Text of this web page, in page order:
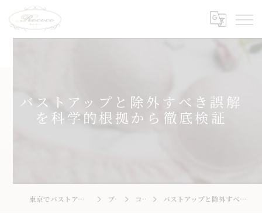
バストアップと除外すべき誤解
を科学的根拠から徹底検証
東京でバストアップならRococo 国立店 ブログ コラム バストアップと除外すべき誤解を科学的根拠から徹底検証